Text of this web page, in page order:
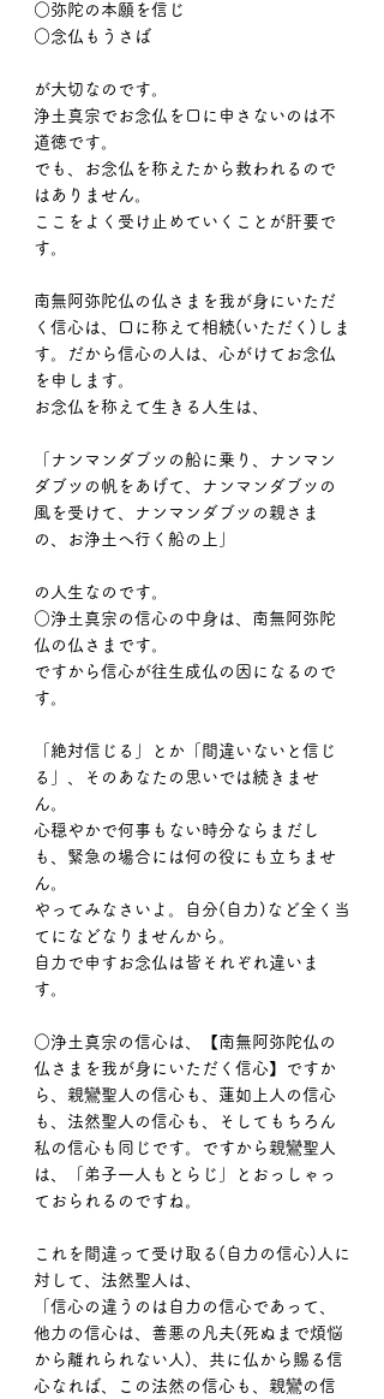
○弥陀の本願を信じ
○念仏もうさば
が大切なのです。
浄土真宗でお念仏を口に申さないのは不
道徳です。
でも、お念仏を称えたから救われるので
はありません。
ここをよく受け止めていくことが肝要で
す。
南無阿弥陀仏の仏さまを我が身にいただ
く信心は、口に称えて相続(いただく)しま
す。だから信心の人は、心がけてお念仏
を申します。
お念仏を称えて生きる人生は、
「ナンマンダブツの船に乗り、ナンマン
ダブツの帆をあげて、ナンマンダブツの
風を受けて、ナンマンダブツの親さま
の、お浄土へ行く船の上」
の人生なのです。
○浄土真宗の信心の中身は、南無阿弥陀
仏の仏さまです。
ですから信心が往生成仏の因になるので
す。
「絶対信じる」とか「間違いないと信じ
る」、そのあなたの思いでは続きませ
ん。
心穏やかで何事もない時分ならまだし
も、緊急の場合には何の役にも立ちませ
ん。
やってみなさいよ。自分(自力)など全く当
てになどなりませんから。
自力で申すお念仏は皆それぞれ違いま
す。
○浄土真宗の信心は、【南無阿弥陀仏の
仏さまを我が身にいただく信心】ですか
ら、親鸞聖人の信心も、蓮如上人の信心
も、法然聖人の信心も、そしてもちろん
私の信心も同じです。ですから親鸞聖人
は、「弟子一人もとらじ」とおっしゃっ
ておられるのですね。
これを間違って受け取る(自力の信心)人に
対して、法然聖人は、
「信心の違うのは自力の信心であって、
他力の信心は、善悪の凡夫(死ぬまで煩悩
から離れられない人)、共に仏から賜る信
心なれば、この法然の信心も、親鸞の信